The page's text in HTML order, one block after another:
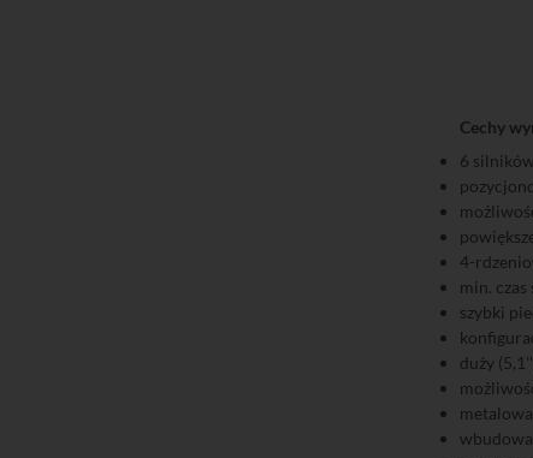
Cechy
6
4-
min.
szybki
duży